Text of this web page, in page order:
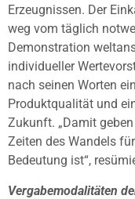
Erzeugnissen. Der
weg vom täglich
Demonstration
individueller
nach seinen Worten
Produktqualität und
Zukunft. „Damit
Zeiten des Wandels
Bedeutung ist“,
Vergabemodalitäten